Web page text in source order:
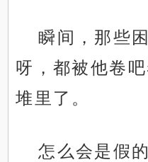
瞬间，那些
呀，都被他卷
堆里了。
怎么会是假